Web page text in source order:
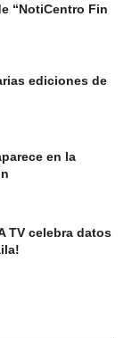
“NotiCentro Fin
ediciones de
en la
TV celebra datos